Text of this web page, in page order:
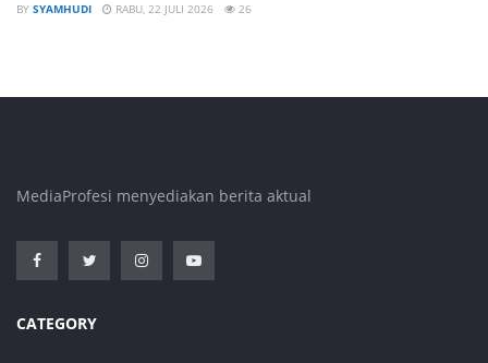
BY SYAMHUDI RABU, 22 JULI 2026 26
MediaProfesi menyediakan berita aktual
CATEGORY